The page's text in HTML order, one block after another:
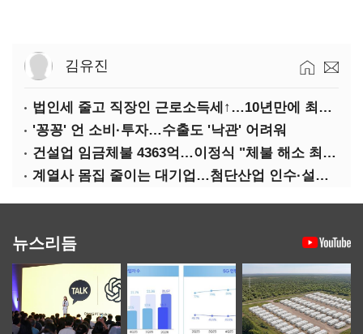
김유진
법인세 줄고 직장인 근로소득세↑…10년만에 최대치
'꽁꽁' 언 소비·투자…수출도 '낙관' 어려워
건설업 임금체불 4363억…이정식 "체불 해소 최우선"
계열사 몸집 줄이는 대기업…첨단산업 인수·설립에 '분주'
뉴스리듬